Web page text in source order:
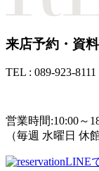
来店予約・資
TEL : 089-923-8111
営業時間:10:00～
（毎週 水曜日 休
LINE